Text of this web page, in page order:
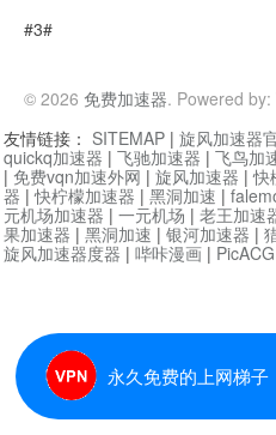
#3#
© 2026 免费加速器. Powered by:
永久免费的上网梯子
友情链接： SITEMAP | 旋风加速器
quickq加速器 | 飞驰加速器 | 飞鸟加
| 免费vqn加速外网 | 旋风加速器 |快
器 |快柠檬加速器 | 黑洞加速 |
元机场加速器 | 一元机场 | 老王加速
果加速器 | 黑洞加速 | 银河加速器 |
旋风加速器度器 | 哔咔漫画 | PicACG